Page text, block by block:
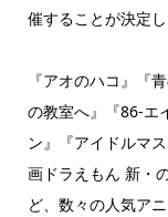
催することが決定し
『アオのハコ』『
の教室へ』『86-エ
ン』『アイドルマ
画ドラえもん 新・
ど、数々の人気ア